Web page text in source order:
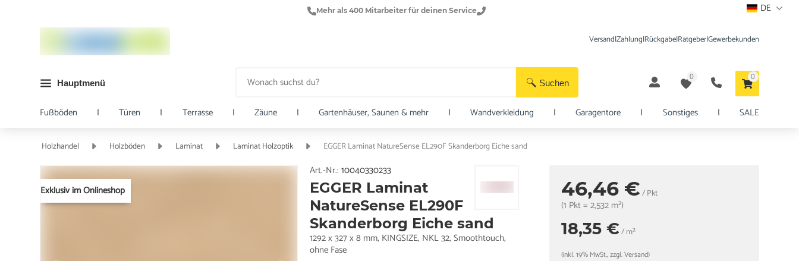
Mehr als 400 Mitarbeiter für deinen Service DE
Suchen
Versand|Zahlung|Rückgabe|Ratgeber|Gewerbekunden
Hauptmenü
0 0
Fußböden | Türen | Terrasse | Zäune | Gartenhäuser, Saunen & mehr | Wandverkleidung | Garagentore | Sonstiges | SALE
Holzhandel Holzböden Laminat Laminat Holzoptik EGGER Laminat NatureSense EL290F Skanderborg Eiche sand
Exklusiv im Onlineshop
Art.-Nr.: 10040330233
EGGER Laminat
NatureSense EL290F
Skanderborg Eiche sand
1292 x 327 x 8 mm, KINGSIZE, NKL 32, Smoothtouch,
ohne Fase
46,46 €/ Pkt
(1 Pkt = 2,532 m²)
18,35 €/ m²
(inkl. 19% MwSt., zzgl. Versand)